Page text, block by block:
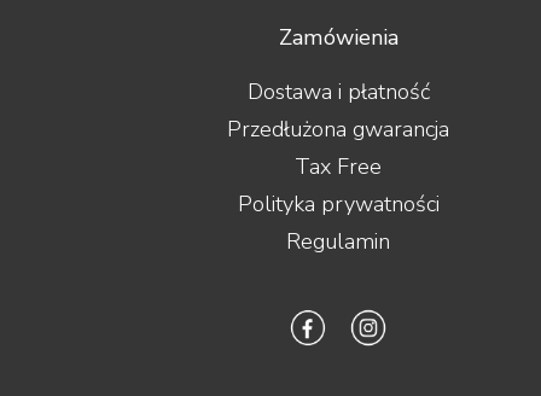
Zamówienia
Dostawa i płatność
Przedłużona gwarancja
Tax Free
Polityka prywatności
Regulamin